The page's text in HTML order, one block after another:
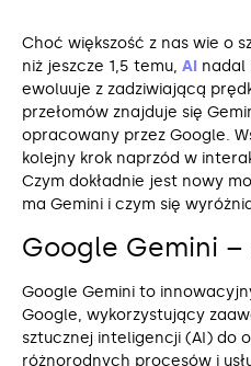
Choć większość z nas wie o
niż jeszcze 1,5 temu, AI nadal
ewoluuje z zadziwiającą
przełomów znajduje się
opracowany przez Google.
kolejny krok naprzód w
Czym dokładnie jest nowy
ma Gemini i czym się
Google Gemini –
Google Gemini to
Google, wykorzystujący
sztucznej inteligencji (AI) do
różnorodnych procesów i